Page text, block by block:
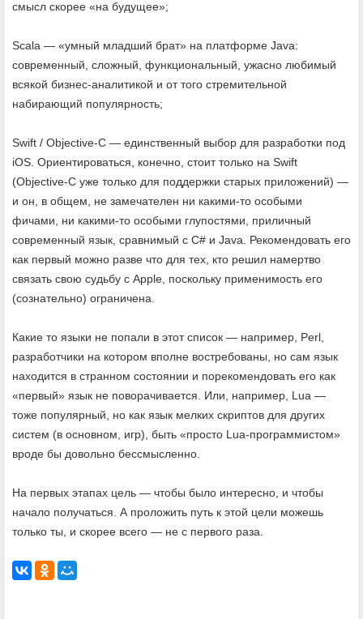
смысл скорее «на будущее»;
Scala — «умный младший брат» на платформе Java:
современный, сложный, функциональный, ужасно любимый
всякой бизнес-аналитикой и от того стремительной
набирающий популярность;
Swift / Objective-C — единственный выбор для разработки под
iOS. Ориентироваться, конечно, стоит только на Swift
(Objective-C уже только для поддержки старых приложений) —
и он, в общем, не замечателен ни какими-то особыми
фичами, ни какими-то особыми глупостями, приличный
современный язык, сравнимый с C# и Java. Рекомендовать его
как первый можно разве что для тех, кто решил намертво
связать свою судьбу с Apple, поскольку применимость его
(сознательно) ограничена.
Какие то языки не попали в этот список — например, Perl,
разработчики на котором вполне востребованы, но сам язык
находится в странном состоянии и порекомендовать его как
«первый» язык не поворачивается. Или, например, Lua —
тоже популярный, но как язык мелких скриптов для других
систем (в основном, игр), быть «просто Lua-программистом»
вроде бы довольно бессмысленно.
На первых этапах цель — чтобы было интересно, и чтобы
начало получаться. А проложить путь к этой цели можешь
только ты, и скорее всего — не с первого раза.